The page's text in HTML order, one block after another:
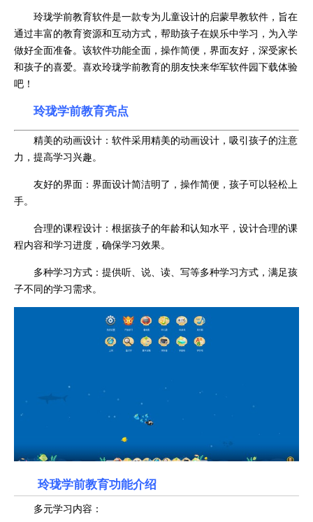
玲珑学前教育软件是一款专为儿童设计的启蒙早教软件，旨在
通过丰富的教育资源和互动方式，帮助孩子在娱乐中学习，为入学
做好全面准备。该软件功能全面，操作简便，界面友好，深受家长
和孩子的喜爱。喜欢玲珑学前教育的朋友快来华军软件园下载体验
吧！
玲珑学前教育亮点
精美的动画设计：软件采用精美的动画设计，吸引孩子的注意
力，提高学习兴趣。
友好的界面：界面设计简洁明了，操作简便，孩子可以轻松上
手。
合理的课程设计：根据孩子的年龄和认知水平，设计合理的课
程内容和学习进度，确保学习效果。
多种学习方式：提供听、说、读、写等多种学习方式，满足孩
子不同的学习需求。
玲珑学前教育功能介绍
多元学习内容：